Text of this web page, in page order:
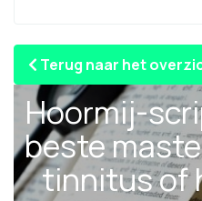
Terug naar het
Hoormij-
beste
tinnitus of